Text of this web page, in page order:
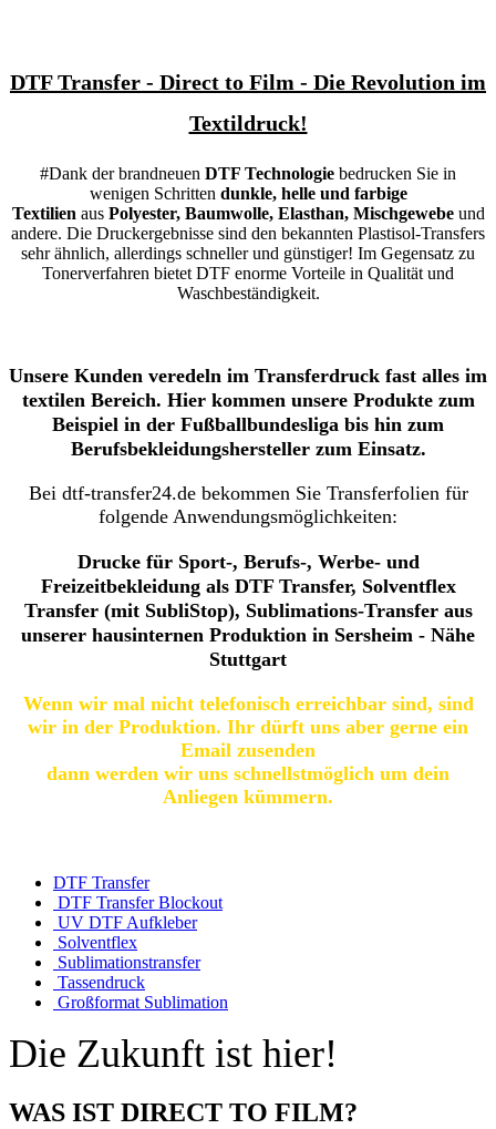
DTF Transfer - Direct to Film - Die Revolution im
Textildruck!
#Dank der brandneuen DTF Technologie bedrucken Sie in
wenigen Schritten dunkle, helle und farbige
Textilien aus Polyester, Baumwolle, Elasthan, Mischgewebeund
andere. Die Druckergebnisse sind den bekannten Plastisol-Transfers
sehr ähnlich, allerdings schneller und günstiger! Im Gegensatz zu
Tonerverfahren bietet DTF enorme Vorteile in Qualität und
Waschbeständigkeit.
Unsere Kunden veredeln im Transferdruck fast alles im
textilen Bereich. Hier kommen unsere Produkte zum
Beispiel in der Fußballbundesliga bis hin zum
Berufsbekleidungshersteller zum Einsatz.
Bei dtf-transfer24.de bekommen Sie Transferfolien für
folgende Anwendungsmöglichkeiten:
Drucke für Sport-, Berufs-, Werbe- und
Freizeitbekleidung als DTF Transfer, Solventflex
Transfer (mit SubliStop), Sublimations-Transfer aus
unserer hausinternen Produktion in Sersheim - Nähe
Stuttgart
Wenn wir mal nicht telefonisch erreichbar sind, sind
wir in der Produktion. Ihr dürft uns aber gerne ein
Email zusenden
dann werden wir uns schnellstmöglich um dein
Anliegen kümmern.
DTF Transfer
DTF Transfer Blockout
UV DTF Aufkleber
Solventflex
Sublimationstransfer
Tassendruck
Großformat Sublimation
Die Zukunft ist hier!
WAS IST DIRECT TO FILM?